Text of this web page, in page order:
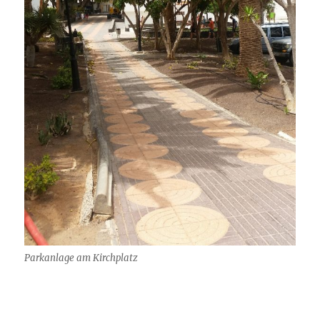
Parkanlage am Kirchplatz